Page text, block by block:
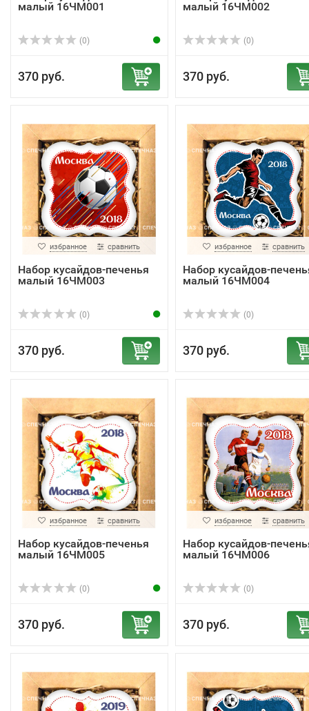
малый 16ЧМ001
(0)
370 руб.
малый 16ЧМ002
(0)
370 руб.
избранное сравнить
Набор кусайдов-печенья
малый 16ЧМ003
(0)
370 руб.
избранное сравнить
Набор кусайдов-
малый 16ЧМ004
(0)
370 руб.
избранное сравнить
Набор кусайдов-печенья
малый 16ЧМ005
(0)
370 руб.
избранное сравнить
Набор кусайдов-
малый 16ЧМ006
(0)
370 руб.